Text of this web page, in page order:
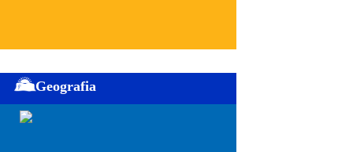
Geografia